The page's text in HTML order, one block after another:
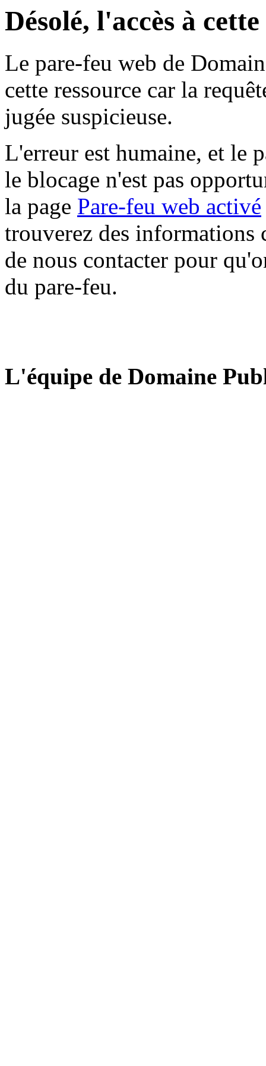
Désolé, l'accès à
Le pare-feu web de
cette ressource car la
jugée suspicieuse.
L'erreur est humaine, et le
le blocage n'est pas
la page Pare-feu web activé
trouverez des informations
de nous contacter pour
du pare-feu.
L'équipe de Domaine